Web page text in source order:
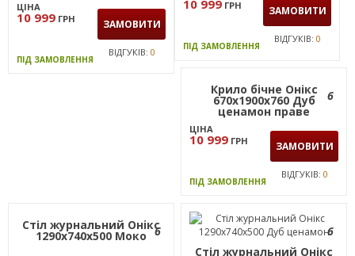
ЦІНА
10 999 ГРН ЗАМОВИТИ
ПІД ЗАМОВЛЕННЯ
ВІДГУКІВ: 0
ЦІНА
ЗАМОВИТИ
Крило бічне Онікс
670х1900х760 Дуб
ЦІНА
ЗАМОВИТИ
Стіл журнальний Онiкс